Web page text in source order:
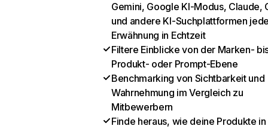
Gemini, Google KI-Modus, Claude,
und andere KI-Suchplattformen
Erwähnung in Echtzeit
Filtere Einblicke von der Marken-
Produkt- oder Prompt-Ebene
Benchmarking von Sichtbarkeit und
Wahrnehmung im Vergleich zu
Mitbewerbern
Finde heraus, wie deine Produkte in